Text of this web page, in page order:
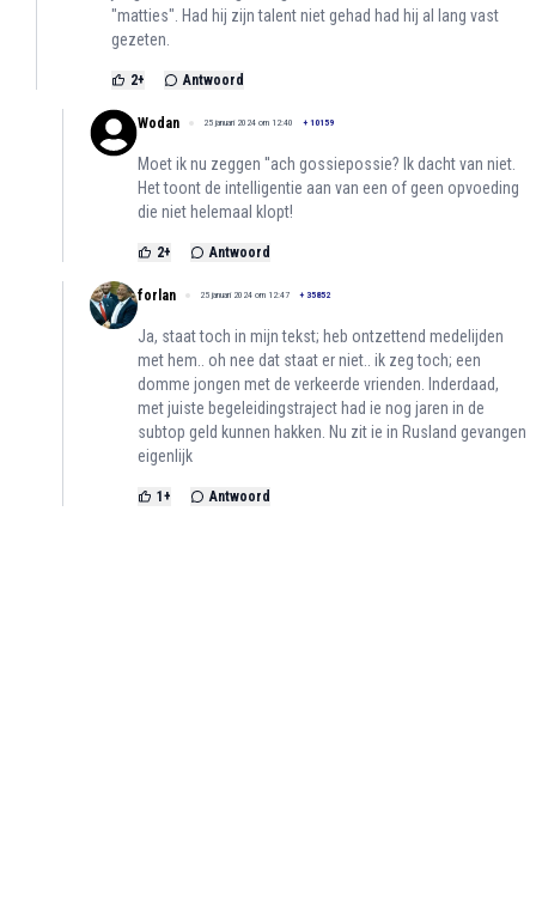
"matties". Had hij zijn talent niet gehad had hij al lang vast
gezeten.
2+ Antwoord
Wodan 25 januari 2024 om 12:40 + 10159
Moet ik nu zeggen ''ach gossiepossie? Ik dacht van niet.
Het toont de intelligentie aan van een of geen opvoeding
die niet helemaal klopt!
2+ Antwoord
forlan 25 januari 2024 om 12:47 + 35852
Ja, staat toch in mijn tekst; heb ontzettend medelijden
met hem.. oh nee dat staat er niet.. ik zeg toch; een
domme jongen met de verkeerde vrienden. Inderdaad,
met juiste begeleidingstraject had ie nog jaren in de
subtop geld kunnen hakken. Nu zit ie in Rusland gevangen
eigenlijk
1 + Antwoord